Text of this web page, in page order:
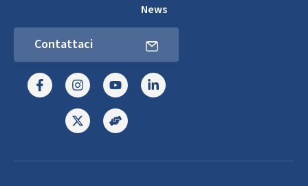
News
Contattaci